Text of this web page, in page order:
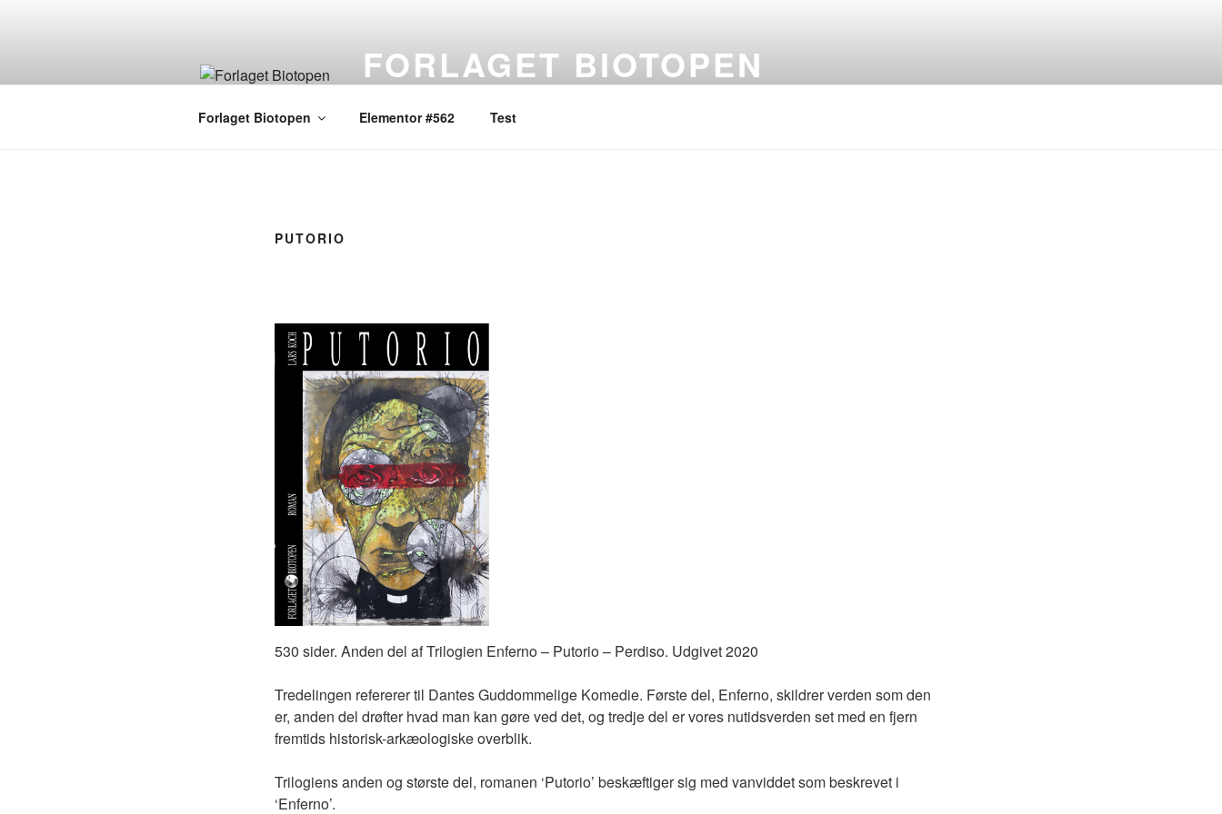
FORLAGET BIOTOPEN
Forlaget Biotopen Elementor #562 Test
PUTORIO
530 sider. Anden del af Trilogien Enferno – Putorio – Perdiso. Udgivet 2020
Tredelingen refererer til Dantes Guddommelige Komedie. Første del, Enferno, skildrer verden som den
er, anden del drøfter hvad man kan gøre ved det, og tredje del er vores nutidsverden set med en fjern
fremtids historisk-arkæologiske overblik.
Trilogiens anden og største del, romanen ‘Putorio’ beskæftiger sig med vanviddet som beskrevet i
‘Enferno’.